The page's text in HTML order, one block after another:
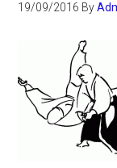
19/09/2016 By